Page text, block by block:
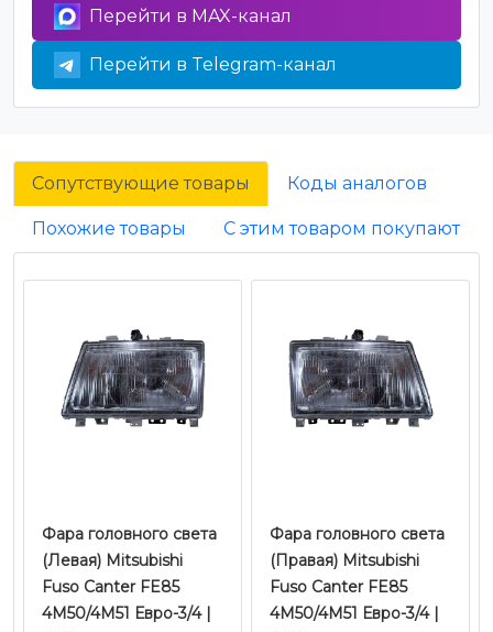
Перейти в MAX-канал
Перейти в Telegram-канал
Сопутствующие товары Коды аналогов
Похожие товары С этим товаром покупают
Фара головного света
(Левая) Mitsubishi
Fuso Canter FE85
4M50/4M51 Евро-3/4 |
Фара головного света
(Правая) Mitsubishi
Fuso Canter FE85
4M50/4M51 Евро-3/4 |